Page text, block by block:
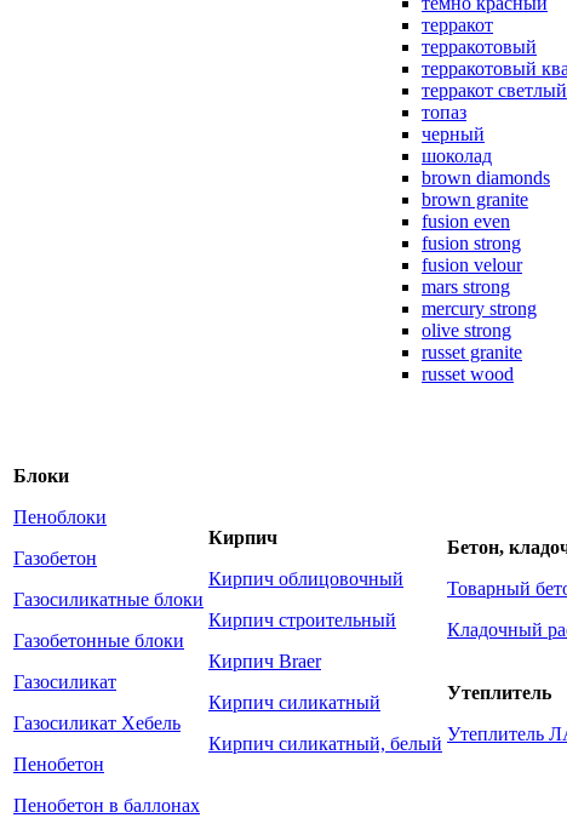
терракот
терракотовый
терракотовый
терракот светлый
топаз
черный
шоколад
brown diamonds
brown granite
fusion even
fusion strong
fusion velour
mars strong
mercury strong
olive strong
russet granite
russet wood
Блоки
Пеноблоки
Газобетон
Газосиликатные блоки
Газобетонные блоки
Газосиликат
Газосиликат Хебель
Пенобетон
Пенобетон в баллонах
Кирпич
Кирпич облицовочный
Кирпич строительный
Кирпич Braer
Кирпич силикатный
Кирпич силикатный, белый
Бетон,
Товарный
Кладочный
Утеплитель
Утеплитель